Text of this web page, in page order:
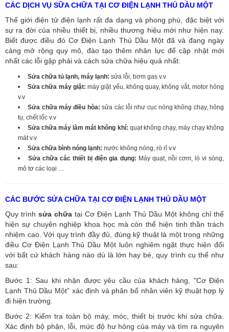
CÁC DỊCH VỤ SỮA CHỮA TẠI CƠ ĐIỆN LẠNH THỦ DẦU MỘT
Thế giới điện tử điện lạnh rất đa dạng và phong phú, đặc biệt với
sự ra đời của nhiều thiết bị, nhiều thương hiệu mới như hiện nay.
Biết được điều đó Cơ Điện Lạnh Thủ Dầu Một đã và đang ngày
càng mở rộng quy mô, đào tạo thêm nhân lực để cập nhật mới
nhất các lỗi gặp phải và cách sửa chữa hiệu quả nhất:
Sửa chữa tủ lạnh, máy lạnh: sửa lỗi, bơm gas v.v
Sửa chữa máy giặt:máy giặt yếu, không quay, không vắt, motor hỏng
v.v
Sửa chữa máy điều hòa: sửa các lỗi như cục nóng không chạy, hỏng
tụ, chết lốc v.v
Sửa chữa máy làm mát không khí: quạt không chạy, máy chạy không
mát v.v
Sửa chữa bình nóng lạnh: nước không nóng, rò rỉ v.v
Sửa chữa các thiết bị điện gia dụng: Máy quạt, nồi cơm, lò vi sóng,
mô tơ các loại …
CÁC BƯỚC SỬA CHỮA TẠI CƠ ĐIỆN LẠNH THỦ DẦU MỘT
Quy trình sửa chữa tại Cơ Điện Lạnh Thủ Dầu Một không chỉ thể
hiện sự chuyên nghiệp khoa học mà còn thể hiện tinh thần trách
nhiệm cao. Với quy trình đầy đủ, đúng kỹ thuật là một trong những
điều Cơ Điện Lạnh Thủ Dầu Một luôn nghiêm ngặt thực hiện đối
với bất cứ khách hàng nào dù là lớn hay bé, quy trình cụ thể như
sau:
Bước 1: Sau khi nhận được yêu cầu của khách hàng, "Cơ Điện
Lạnh Thủ Dầu Một” xác định và phân bổ nhân viên kỹ thuật hợp lý
đi hiện trường.
Bước 2: Kiểm tra toàn bộ máy, móc, thiết bị trước khi sửa chữa.
Xác định bộ phận, lỗi, mức độ hư hỏng của máy và tìm ra nguyên